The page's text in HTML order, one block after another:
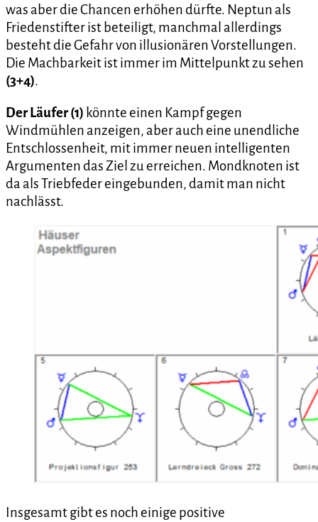
was aber die Chancen erhöhen dürfte. Neptun als
Friedenstifter ist beteiligt, manchmal allerdings
besteht die Gefahr von illusionären Vorstellungen.
Die Machbarkeit ist immer im Mittelpunkt zu sehen
(3+4).
Der Läufer (1) könnte einen Kampf gegen
Windmühlen anzeigen, aber auch eine unendliche
Entschlossenheit, mit immer neuen intelligenten
Argumenten das Ziel zu erreichen. Mondknoten ist
da als Triebfeder eingebunden, damit man nicht
nachlässt.
Insgesamt gibt es noch einige positive